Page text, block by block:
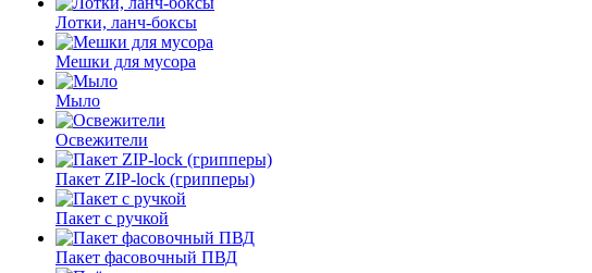
Лотки, ланч-боксы
Мешки для мусора
Мыло
Освежители
Пакет ZIP-lock (грипперы)
Пакет с ручкой
Пакет фасовочный ПВД